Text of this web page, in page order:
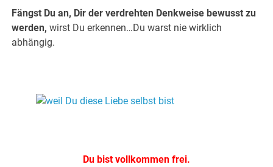
Fängst Du an, Dir der verdrehten Denkweise bewusst zu
werden, wirst Du erkennen…Du warst nie wirklich
abhängig.
Du bist vollkommen frei.